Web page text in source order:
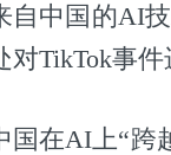
自中国的AI
对TikTok事
国在AI上“跨